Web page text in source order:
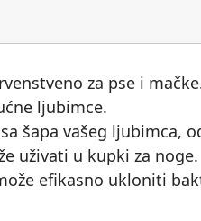
za pse i
ljubimce.
šapa vašeg ljubimca,
uživati u kupki za noge.
efikasno ukloniti